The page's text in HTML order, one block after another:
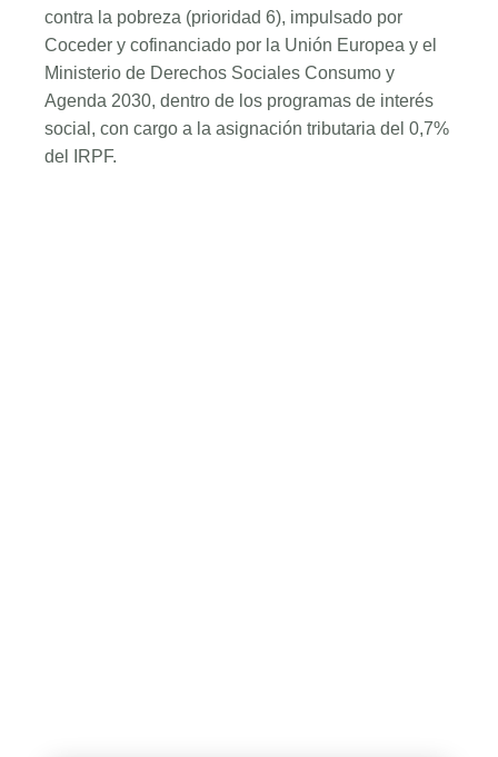
contra la pobreza (prioridad 6), impulsado por
Coceder y cofinanciado por la Unión Europea y el
Ministerio de Derechos Sociales Consumo y
Agenda 2030, dentro de los programas de interés
social, con cargo a la asignación tributaria del 0,7%
del IRPF.